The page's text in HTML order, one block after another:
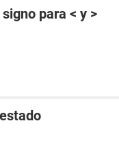
para < y >